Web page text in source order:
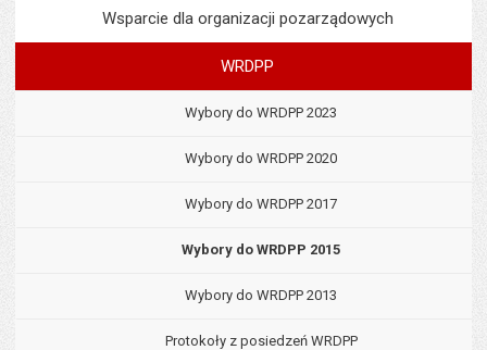
Wsparcie dla organizacji pozarządowych
WRDPP
Wybory do WRDPP 2023
Wybory do WRDPP 2020
Wybory do WRDPP 2017
Wybory do WRDPP 2015
Wybory do WRDPP 2013
Protokoły z posiedzeń WRDPP